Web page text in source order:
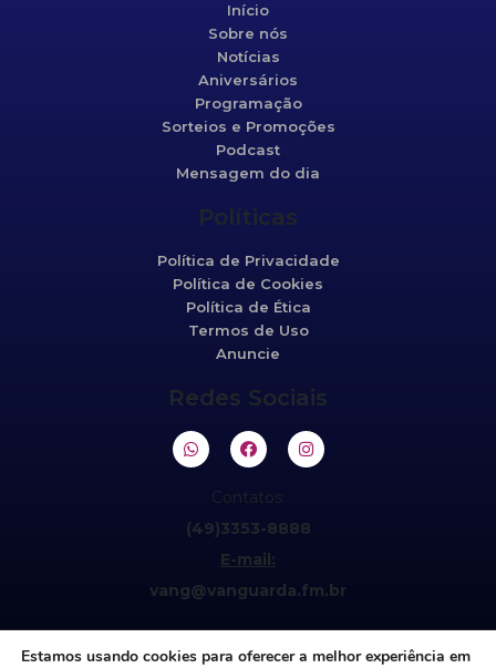
Início
Sobre nós
Notícias
Aniversários
Programação
Sorteios e Promoções
Podcast
Mensagem do dia
Políticas
Política de Privacidade
Política de Cookies
Política de Ética
Termos de Uso
Anuncie
Redes Sociais
Contatos:
(49)3353-8888
E-mail:
vang@vanguarda.fm.br
Estamos usando cookies para oferecer a melhor experiência em